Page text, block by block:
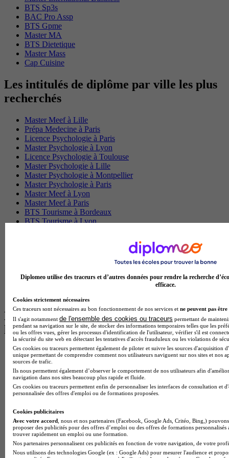
BTS Sp3s
BAC Pro Assp
BTS Gpme
Master MA
BTS Dietetique
Master Mass
Cap Cuisine
Les intitulés de diplôme par ville les plus
recherchés
Master Meef à Lille
Prépa Medecine à Paris
Licence Psychologie à Paris
Master Psychologie à Lyon
Licence Psychologie à Toulouse
Master Psychologie à Lille
Master Psychologie à Montpellier
Master Psychologie à Paris
Master Meef à Lyon
Master Meef à Paris
BTS Tourisme à Bordeaux
BTS Tourisme à Lyon
BTS Communication à Bordeaux
Master Psychologie à Angers
Les intitulés de diplôme par alternance
les plus recherchés
BTS Esf en alternance
BTS Dietetique en alternance
BTS Mco en alternance
BTS Pi en alternance
BTS Sp3s en alternance
Master CCA en alternance
BTS Sam en alternance
Cap Fleuriste en alternance
BTS Sio en alternance
MSc Marketing Digital en alternance
BTS Gpme en alternance
Diplomeo utilise des traceurs et d’autres données pour rendre la recherche
efficace.
Cookies strictement nécessaires
Ces traceurs sont nécessaires au bon fonctionnement de nos services et ne peuvent pas être
Il s'agit notamment de l'ensemble des cookies ou traceurs permettant de
pendant sa navigation sur le site, de stocker des informations temporaires telles que les
ou les offres vues, gérer les processus d'identification de l'utilisateur, vérifier s'il est
la sécurité du site web en détectant les tentatives d'accès frauduleux ou les violations de
Ces cookies ou traceurs permettent également de piloter et suivre les sources d'acquisition
unique permettant de comprendre comment nos utilisateurs naviguent sur nos sites et nos
sources de trafic.
Ils nous permettent également d’observer le comportement de nos utilisateurs afin
navigation dans nos sites beaucoup plus rapide et fluide.
Ces cookies ou traceurs permettent enfin de personnaliser les interfaces de consultation et
personnalisée des offres d'emploi ou de formations proposées.
Cookies publicitaires
Avec votre accord , nous et nos partenaires (Facebook, Google Ads, Critéo, Bing,)
proposer des publicités pour des offres d’emploi ou des offres de formations
trouver rapidement un emploi ou une formation.
Nos partenaires personnalisent ces publicités en fonction de votre navigation, de votre
Nous utilisons des technologies Google (ex : Google Ads) pour mesurer l'audience et